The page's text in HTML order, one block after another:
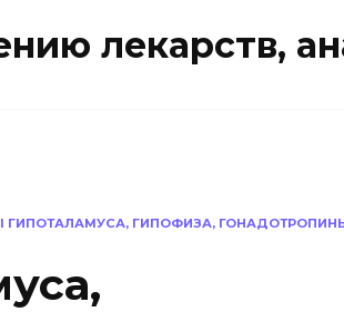
лекарств,
ГИПОТАЛАМУСА, ГИПОФИЗА,